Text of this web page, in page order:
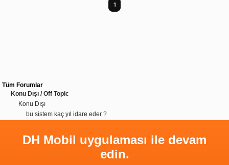
1
Tüm Forumlar
Konu Dışı / Off Topic
Konu Dışı
bu sistem kaç yıl idare eder ?
DH Mobil uygulaması ile devam
edin.